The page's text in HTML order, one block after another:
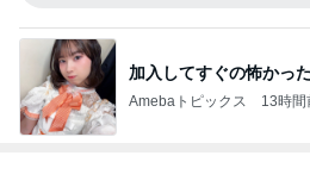
加入してすぐの怖かっ
Amebaトピックス 13時間